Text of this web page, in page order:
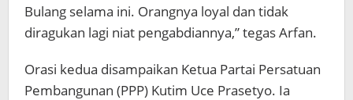
Bulang selama ini. Orangnya loyal dan tidak
diragukan lagi niat pengabdiannya,” tegas Arfan.
Orasi kedua disampaikan Ketua Partai Persatuan
Pembangunan (PPP) Kutim Uce Prasetyo. Ia